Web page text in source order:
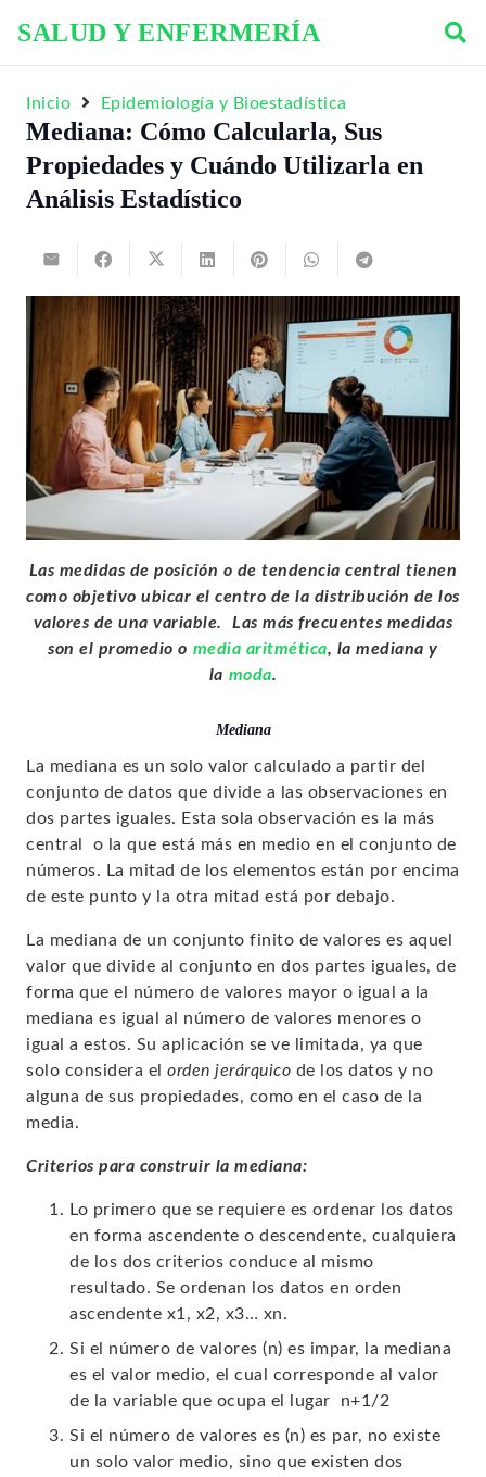
SALUD Y ENFERMERÍA
Inicio Epidemiología y Bioestadística
Mediana: Cómo Calcularla, Sus
Propiedades y Cuándo Utilizarla en
Análisis Estadístico
Las medidas de posición o de tendencia central tienen
como objetivo ubicar el centro de la distribución de los
valores de una variable.
Las más frecuentes medidas
son el promedio o media aritmética, la mediana y
la moda.
Mediana
La mediana es un solo valor calculado a partir del
conjunto de datos que divide a las observaciones en
dos partes iguales. Esta sola observación es la más
central o la que está más en medio en el conjunto de
números. La mitad de los elementos están por encima
de este punto y la otra mitad está por debajo.
La mediana de un conjunto finito de valores es aquel
valor que divide al conjunto en dos partes iguales, de
forma que el número de valores mayor o igual a la
mediana es igual al número de valores menores o
igual a estos. Su aplicación se ve limitada, ya que
solo considera el orden jerárquico de los datos y no
alguna de sus propiedades, como en el caso de la
media.
Criterios para construir la mediana:
Lo primero que se requiere es ordenar los datos
en forma ascendente o descendente, cualquiera
de los dos criterios conduce al mismo
resultado. Se ordenan los datos en orden
ascendente x1, x2, x3… xn.
Si el número de valores (n) es impar, la mediana
es el valor medio, el cual corresponde al valor
de la variable que ocupa el lugar n+1/2
Si el número de valores es (n) es par, no existe
un solo valor medio, sino que existen dos